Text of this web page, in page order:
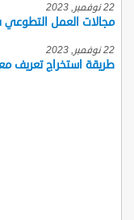
22 نوفمبر, 2023
مجالات العمل التطوعي
22 نوفمبر, 2023
طريقة استخراج تعريف